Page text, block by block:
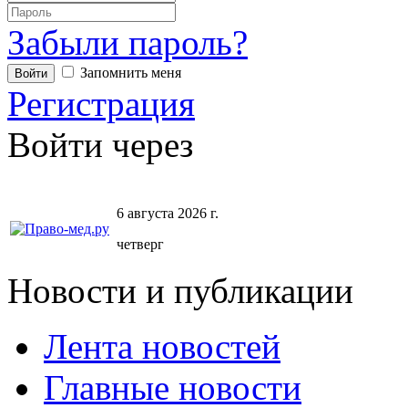
Забыли пароль?
Запомнить меня
Регистрация
Войти через
6 августа 2026 г.
четверг
Новости и публикации
Лента новостей
Главные новости